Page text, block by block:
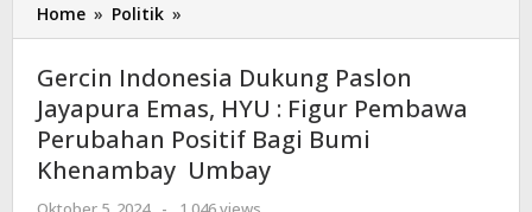
Home » Politik »
Indonesia
Dukung
Paslon
Jayapura
Emas,
HYU
Gercin Indonesia Dukung Paslon
Jayapura Emas, HYU : Figur Pembawa
Perubahan Positif Bagi Bumi
Khenambay Umbay